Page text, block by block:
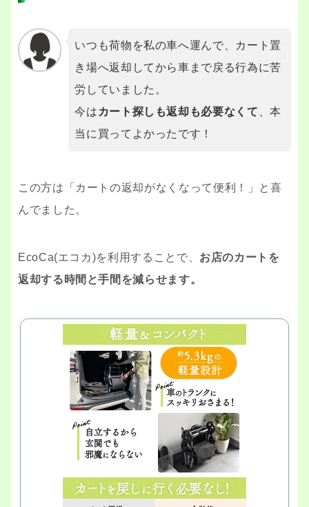
いつも荷物を私の車へ運んで、カート置
き場へ返却してから車まで戻る行為に苦
労していました。
今は カート探しも返却も必要なくて 、本
当に買ってよかったです！
この方は「カートの返却がなくなって便利！」と喜
んでました。
EcoCa(エコカ)を利用することで、 お店のカートを
返却する時間と手間を減らせます。